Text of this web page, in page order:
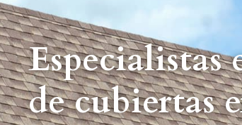
Especialistas
de cubiertas